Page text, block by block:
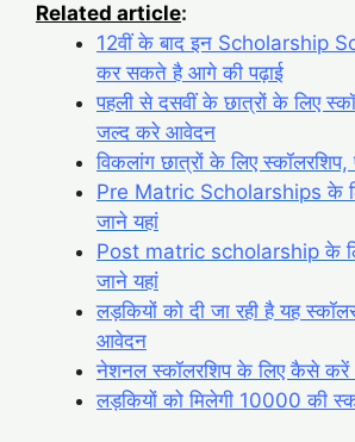
Related article:
12वीं के बाद इन Scholarship
कर सकते है आगे की पढ़ाई
पहली से दसवीं के छात्रों के लिए
जल्द करे आवेदन
विकलांग छात्रों के लिए
Pre Matric Scholarships के
जाने यहां
Post matric scholarship के
जाने यहां
लड़कियों को दी जा रही है यह
आवेदन
नेशनल स्कॉलरशिप के लिए कैसे करें
लड़कियों को मिलेगी 10000 की